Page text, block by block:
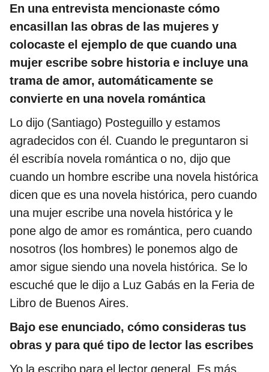
En una entrevista mencionaste cómo
encasillan las obras de las mujeres y
colocaste el ejemplo de que cuando una
mujer escribe sobre historia e incluye una
trama de amor, automáticamente se
convierte en una novela romántica
Lo dijo (Santiago) Posteguillo y estamos
agradecidos con él. Cuando le preguntaron si
él escribía novela romántica o no, dijo que
cuando un hombre escribe una novela histórica
dicen que es una novela histórica, pero cuando
una mujer escribe una novela histórica y le
pone algo de amor es romántica, pero cuando
nosotros (los hombres) le ponemos algo de
amor sigue siendo una novela histórica. Se lo
escuché que le dijo a Luz Gabás en la Feria de
Libro de Buenos Aires.
Bajo ese enunciado, cómo consideras tus
obras y para qué tipo de lector las escribes
Yo la escribo para el lector general. Es más,